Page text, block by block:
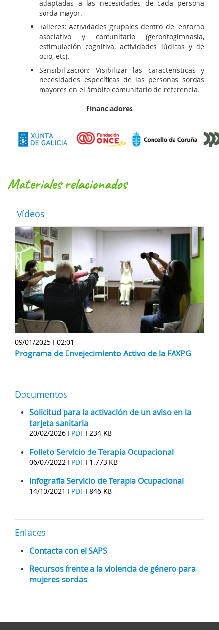
adaptadas a las necesidades de cada persona
sorda mayor.
Talleres: Actividades grupales dentro del entorno
asociativo y comunitario (gerontogimnasia,
estimulación cognitiva, actividades lúdicas y de
ocio, etc).
Sensibilización: Visibilizar las características y
necesidades específicas de las personas sordas
mayores en el ámbito comunitario de referencia.
Financiadores
materiales relacionados
Vídeos
09/01/2025 I 02:01
Programa de Envejecimiento Activo de la FAXPG
Documentos
Solicitud para la activación de un aviso en la
tarjeta sanitaria
20/02/2026 I PDF I 234 KB
Folleto Servicio de Terapia Ocupacional
06/07/2022 I PDF I 1.773 KB
Infografía Servicio de Terapia Ocupacional
14/10/2021 I PDF I 846 KB
Enlaces
Contacta con el SAPS
Recursos frente a la violencia de género para
mujeres sordas